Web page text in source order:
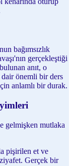
bağımsızlık
gerçekleştiği
anıt, o
dair önemli bir ders
anlamlı bir durak.
gelmişken mutlaka
pişirilen et ve
Gerçek bir